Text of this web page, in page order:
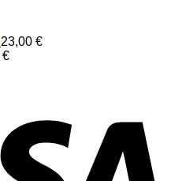
23,00 €
€